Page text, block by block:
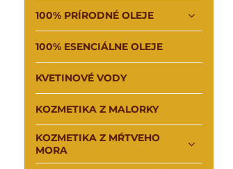
100% PRÍRODNÉ OLEJE
100% ESENCIÁLNE OLEJE
KVETINOVÉ VODY
KOZMETIKA Z MALORKY
KOZMETIKA Z MŔTVEHO
MORA